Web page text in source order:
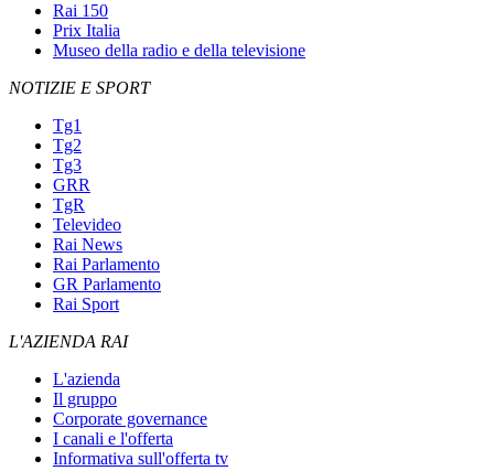
Rai 150
Prix Italia
Museo della radio e della televisione
NOTIZIE E SPORT
Tg1
Tg2
Tg3
GRR
TgR
Televideo
Rai News
Rai Parlamento
GR Parlamento
Rai Sport
L'AZIENDA RAI
L'azienda
Il gruppo
Corporate governance
I canali e l'offerta
Informativa sull'offerta tv